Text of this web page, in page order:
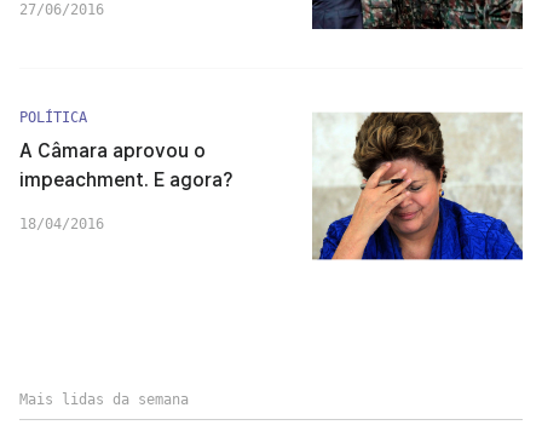
27/06/2016
POLÍTICA
A Câmara aprovou o
impeachment. E agora?
18/04/2016
Mais lidas da semana